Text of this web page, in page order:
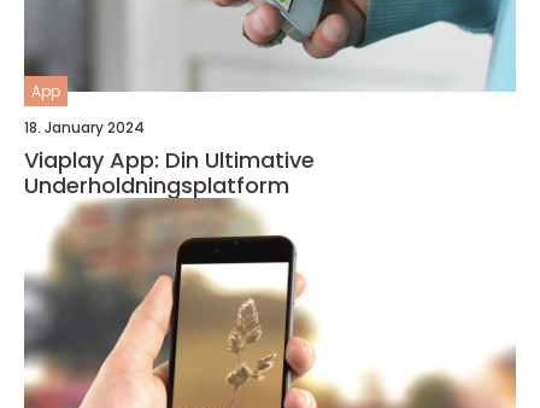
App
18. January 2024
Viaplay App: Din Ultimative
Underholdningsplatform